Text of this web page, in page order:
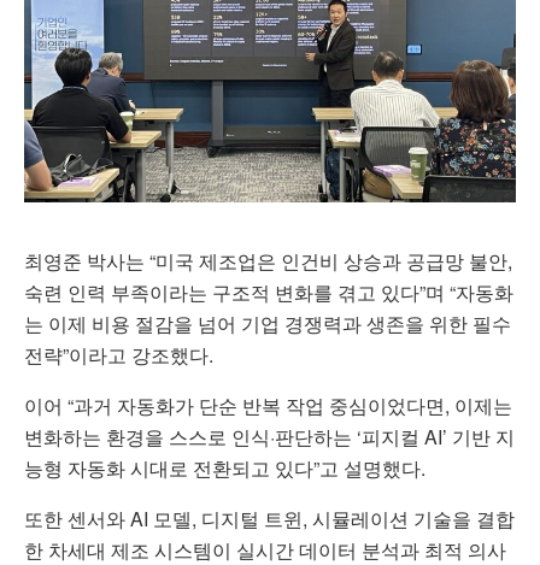
최영준 박사는 “미국 제조업은 인건비 상승과 공급망 불안,
숙련 인력 부족이라는 구조적 변화를 겪고 있다”며 “자동화
는 이제 비용 절감을 넘어 기업 경쟁력과 생존을 위한 필수
전략”이라고 강조했다.
이어 “과거 자동화가 단순 반복 작업 중심이었다면, 이제는
변화하는 환경을 스스로 인식·판단하는 ‘피지컬 AI’ 기반 지
능형 자동화 시대로 전환되고 있다”고 설명했다.
또한 센서와 AI 모델, 디지털 트윈, 시뮬레이션 기술을 결합
한 차세대 제조 시스템이 실시간 데이터 분석과 최적 의사